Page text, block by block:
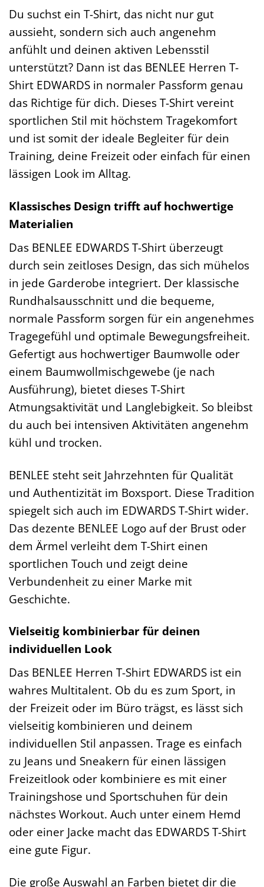
Du suchst ein T-Shirt, das nicht nur gut
aussieht, sondern sich auch angenehm
anfühlt und deinen aktiven Lebensstil
unterstützt? Dann ist das BENLEE Herren T-
Shirt EDWARDS in normaler Passform genau
das Richtige für dich. Dieses T-Shirt vereint
sportlichen Stil mit höchstem Tragekomfort
und ist somit der ideale Begleiter für dein
Training, deine Freizeit oder einfach für einen
lässigen Look im Alltag.
Klassisches Design trifft auf hochwertige
Materialien
Das BENLEE EDWARDS T-Shirt überzeugt
durch sein zeitloses Design, das sich mühelos
in jede Garderobe integriert. Der klassische
Rundhalsausschnitt und die bequeme,
normale Passform sorgen für ein angenehmes
Tragegefühl und optimale Bewegungsfreiheit.
Gefertigt aus hochwertiger Baumwolle oder
einem Baumwollmischgewebe (je nach
Ausführung), bietet dieses T-Shirt
Atmungsaktivität und Langlebigkeit. So bleibst
du auch bei intensiven Aktivitäten angenehm
kühl und trocken.
BENLEE steht seit Jahrzehnten für Qualität
und Authentizität im Boxsport. Diese Tradition
spiegelt sich auch im EDWARDS T-Shirt wider.
Das dezente BENLEE Logo auf der Brust oder
dem Ärmel verleiht dem T-Shirt einen
sportlichen Touch und zeigt deine
Verbundenheit zu einer Marke mit
Geschichte.
Vielseitig kombinierbar für deinen
individuellen Look
Das BENLEE Herren T-Shirt EDWARDS ist ein
wahres Multitalent. Ob du es zum Sport, in
der Freizeit oder im Büro trägst, es lässt sich
vielseitig kombinieren und deinem
individuellen Stil anpassen. Trage es einfach
zu Jeans und Sneakern für einen lässigen
Freizeitlook oder kombiniere es mit einer
Trainingshose und Sportschuhen für dein
nächstes Workout. Auch unter einem Hemd
oder einer Jacke macht das EDWARDS T-Shirt
eine gute Figur.
Die große Auswahl an Farben bietet dir die